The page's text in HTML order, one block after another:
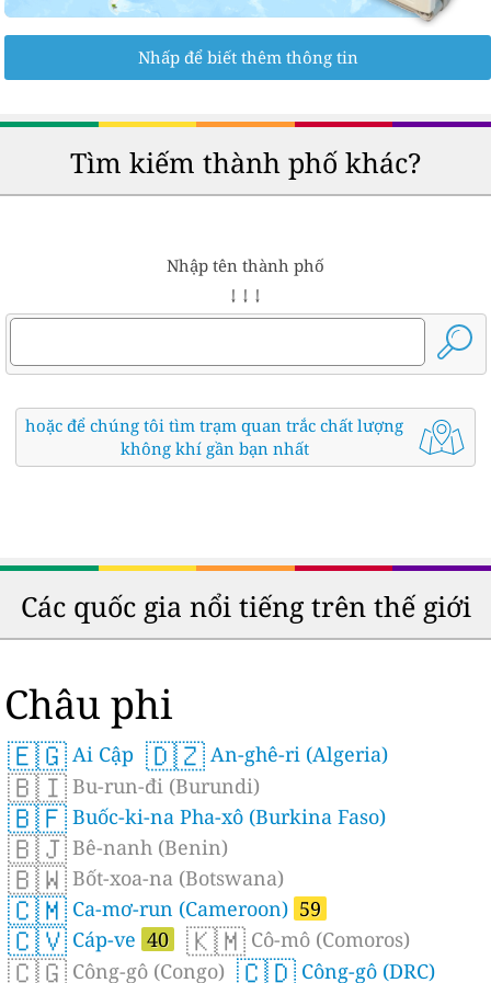
Nhấp để biết thêm thông tin
Tìm kiếm thành phố khác?
Nhập tên thành phố
↓ ↓ ↓
hoặc để chúng tôi tìm trạm quan trắc chất lượng
không khí gần bạn nhất
Các quốc gia nổi tiếng trên thế giới
Châu phi
🇪🇬 Ai Cập 🇩🇿 An-ghê-ri (Algeria)
🇧🇮 Bu-run-đi (Burundi)
🇧🇫 Buốc-ki-na Pha-xô (Burkina Faso)
🇧🇯 Bê-nanh (Benin)
🇧🇼 Bốt-xoa-na (Botswana)
🇨🇲 Ca-mơ-run (Cameroon) 59
🇨🇻 Cáp-ve 40 🇰🇲 Cô-mô (Comoros)
🇨🇬 Công-gô (Congo) 🇨🇩 Công-gô (DRC)